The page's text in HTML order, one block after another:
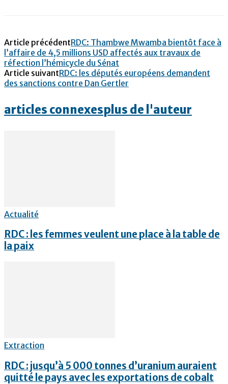
Article précédentRDC: Thambwe Mwamba bientôt face à
l’affaire de 4,5 millions USD affectés aux travaux de
réfection l’hémicycle du Sénat
Article suivantRDC: les députés européens demandent
des sanctions contre Dan Gertler
articles connexesplus de l'auteur
Actualité
RDC : les femmes veulent une place à la table de
la paix
Extraction
RDC : jusqu’à 5 000 tonnes d’uranium auraient
quitté le pays avec les exportations de cobalt